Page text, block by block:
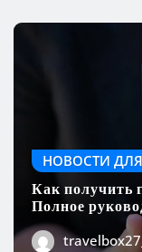
НОВОСТИ
Как получить
Полное